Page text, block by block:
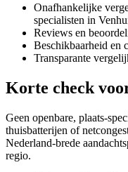
Onafhankelijke
specialisten in
Reviews en
Beschikbaarheid en
Transparante
Korte check
Geen openbare, plaats-
thuisbatterijen of
Nederland-brede
regio.